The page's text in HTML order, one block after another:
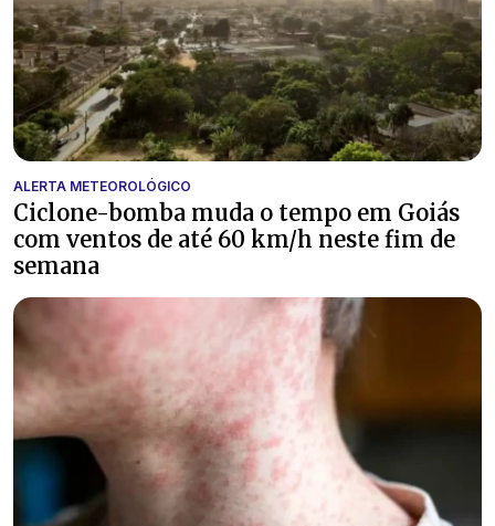
ALERTA METEOROLÓGICO
Ciclone-bomba muda o tempo em Goiás
com ventos de até 60 km/h neste fim de
semana